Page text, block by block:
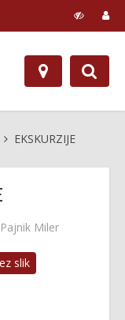
EKSKURZIJE
Miler
slik